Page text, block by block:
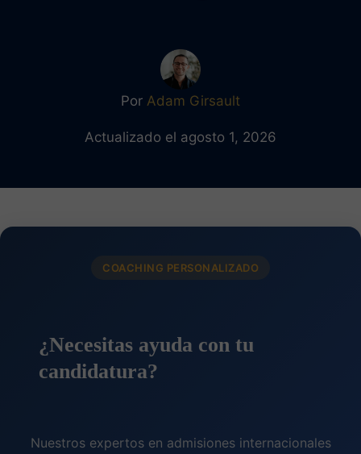
Por Adam Girsault
Actualizado el agosto 1, 2026
COACHING PERSONALIZADO
¿Necesitas ayuda con tu
candidatura?
Nuestros expertos en admisiones internacionales